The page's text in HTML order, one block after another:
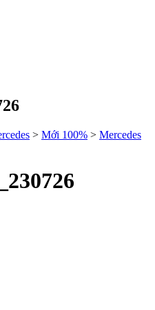
> Mới 100% > Mercedes